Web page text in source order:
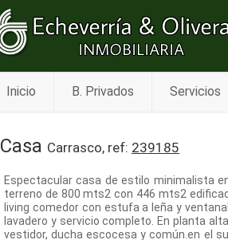
Inicio B. Privados Servicios
Casa Carrasco, ref: 239185
Espectacular casa de estilo minimalista
terreno de 800 mts2 con 446 mts2
living comedor con estufa a leña y
lavadero y servicio completo. En planta
vestidor, ducha escocesa y común.en el